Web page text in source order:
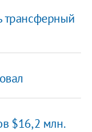
трансферный
$16,2 млн.